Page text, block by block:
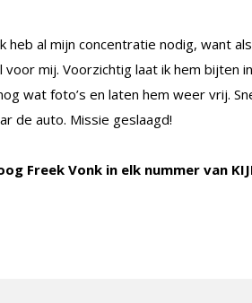
heb al mijn concentratie nodig, want
voor mij. Voorzichtig laat ik hem bijten
wat foto’s en laten hem weer vrij.
de auto. Missie geslaagd!
Freek Vonk in elk nummer van